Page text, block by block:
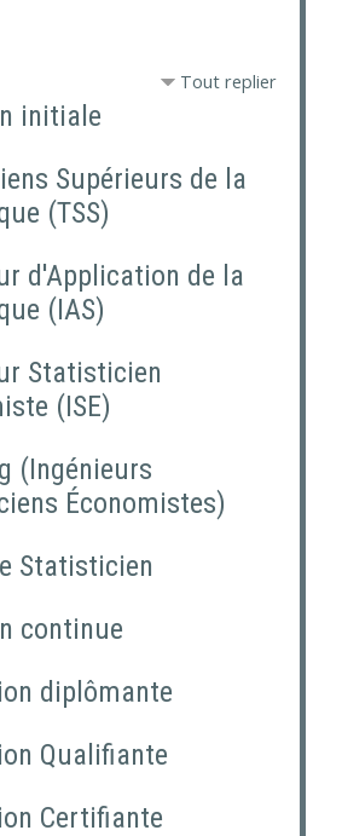
Tout replier
initiale
Supérieurs de la
(TSS)
d'Application de la
(IAS)
Statisticien
(ISE)
(Ingénieurs
Économistes)
Statisticien
continue
diplômante
Qualifiante
Certifiante